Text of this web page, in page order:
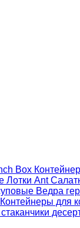
Box
Лотки Ant
Ведра
Контейнеры для